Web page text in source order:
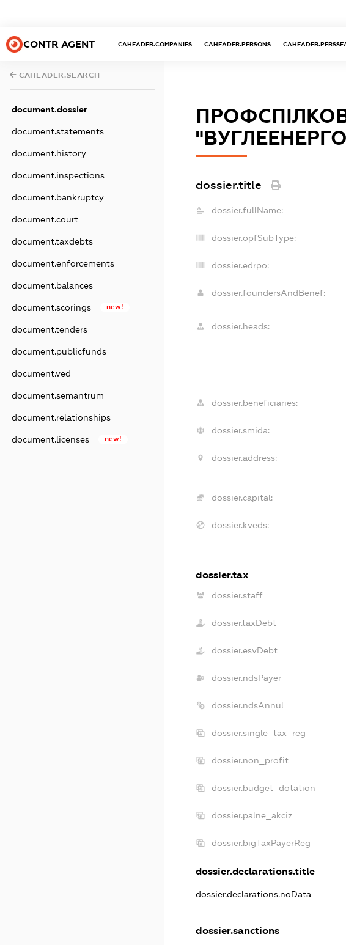
CONTR AGENT CAHEADER.COMPANIES CAHEADER.PERSONS
CAHEADER.SEARCH
document.dossier
document.statements
document.history
document.inspections
document.bankruptcy
document.court
document.taxdebts
document.enforcements
document.balances
document.scorings new!
document.tenders
document.publicfunds
document.ved
document.semantrum
document.relationships
document.licenses new!
dossier.title
dossier.fullName:
dossier.opfSubType:
dossier.edrpo:
dossier.foundersAndBenef:
dossier.heads:
dossier.beneficiaries:
dossier.smida:
dossier.address:
dossier.capital:
dossier.kveds:
dossier.tax
dossier.staff
dossier.taxDebt
dossier.esvDebt
dossier.ndsPayer
dossier.ndsAnnul
dossier.single_tax_reg
dossier.non_profit
dossier.budget_dotation
dossier.palne_akciz
dossier.bigTaxPayerReg
dossier.declarations.title
dossier.declarations.noData
dossier.sanctions